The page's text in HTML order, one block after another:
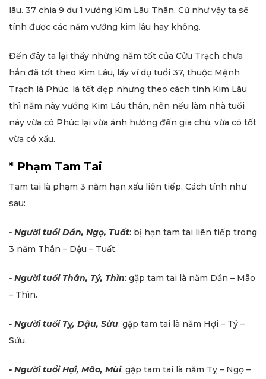
lâu. 37 chia 9 dư 1 vướng Kim Lâu Thân. Cứ như vậy ta sẽ
tính được các năm vướng kim lâu hay không.
Đến đây ta lại thấy những năm tốt của Cửu Trạch chưa
hẳn đã tốt theo Kim Lâu, lấy ví dụ tuổi 37, thuộc Mệnh
Trạch là Phúc, là tốt đẹp nhưng theo cách tính Kim Lâu
thì năm này vướng Kim Lâu thân, nên nếu làm nhà tuổi
này vừa có Phúc lại vừa ảnh hưởng đến gia chủ, vừa có tốt
vừa có xấu.
* Phạm Tam Tai
Tam tai là phạm 3 năm hạn xấu liên tiếp. Cách tính như
sau:
- Người tuổi Dần, Ngọ, Tuất: bị hạn tam tai liên tiếp trong
3 năm Thân – Dậu – Tuất.
- Người tuổi Thân, Tý, Thìn: gặp tam tai là năm Dần – Mão
– Thìn.
- Người tuổi Tỵ, Dậu, Sửu: gặp tam tai là năm Hợi – Tý –
Sửu.
- Người tuổi Hợi, Mão, Mùi: gặp tam tai là năm Tỵ – Ngọ –